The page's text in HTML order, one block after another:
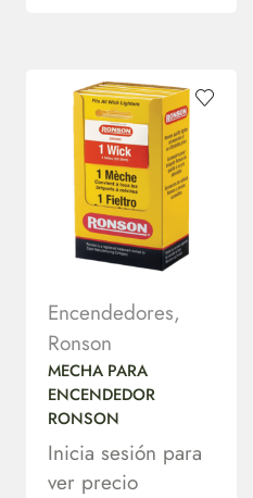
Encendedores,
Ronson
MECHA PARA
ENCENDEDOR
RONSON
Inicia sesión para
ver precio